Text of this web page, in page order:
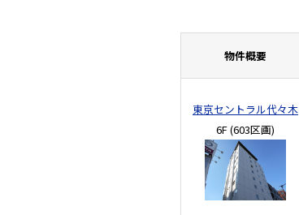
物件概要
東京セントラル代々木
6F(603区画)